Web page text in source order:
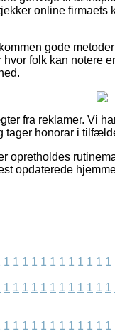
online
gode
folk kan notere
fra reklamer. Vi
honorar i
opretholdes
opdaterede
1 1 1 1 1 1 1 1 1 1 1 1
1 1 1 1 1 1 1 1 1 1 1 1
1 1 1 1 1 1 1 1 1 1 1 1